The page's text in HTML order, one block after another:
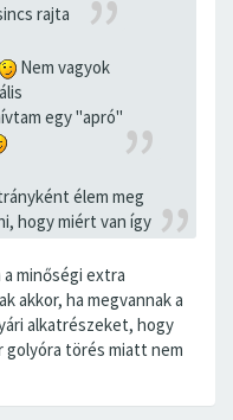
rajta
Nem vagyok
egy "apró"
élem meg
hogy miért van így
minőségi extra
akkor, ha megvannak a
alkatrészeket, hogy
golyóra törés miatt nem